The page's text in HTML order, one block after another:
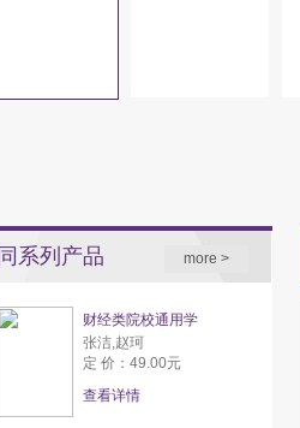
同系列产品 more >
财经类院校通用学
张洁,赵珂
定 价：49.00元
查看详情